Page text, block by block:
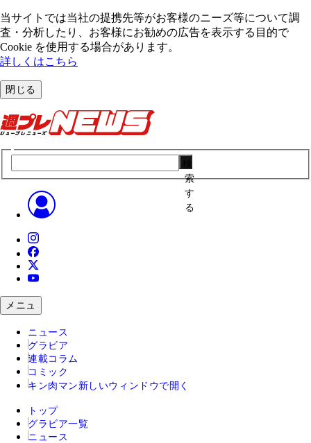
当サイトでは当社の提携先等がお客様のニーズ等について調
査・分析したり、お客様にお勧めの広告を表⽰する⽬的で
Cookie を使⽤する場合があります。
詳しくはこちら
閉じる
索
す
る
メニュ
ニュース
グラビア
連載コラム
コミック
キン肉マン 新しいウィンドウで開く
トップ
グラビア一覧
ニュース